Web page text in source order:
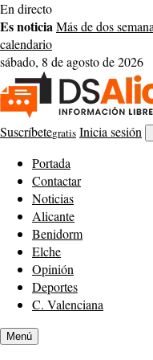
Saltar
al
contenido
En directo
Es noticiaMás de dos
calendario
sábado, 8 de agosto de 2026
Suscríbetegratis Inicia sesión
Portada
Contactar
Noticias
Alicante
Benidorm
Elche
Opinión
Deportes
C. Valenciana
Menú